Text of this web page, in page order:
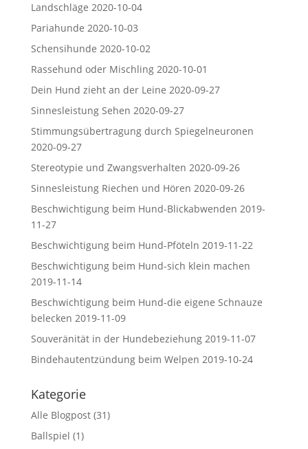
Landschläge 2020-10-04
Pariahunde 2020-10-03
Schensihunde 2020-10-02
Rassehund oder Mischling 2020-10-01
Dein Hund zieht an der Leine 2020-09-27
Sinnesleistung Sehen 2020-09-27
Stimmungsübertragung durch Spiegelneuronen
2020-09-27
Stereotypie und Zwangsverhalten 2020-09-26
Sinnesleistung Riechen und Hören 2020-09-26
Beschwichtigung beim Hund-Blickabwenden 2019-
11-27
Beschwichtigung beim Hund-Pföteln 2019-11-22
Beschwichtigung beim Hund-sich klein machen
2019-11-14
Beschwichtigung beim Hund-die eigene Schnauze
belecken 2019-11-09
Souveränität in der Hundebeziehung 2019-11-07
Bindehautentzündung beim Welpen 2019-10-24
Kategorie
Alle Blogpost(31)
Ballspiel (1)